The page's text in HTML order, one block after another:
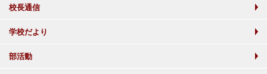
校長通信
学校だより
部活動